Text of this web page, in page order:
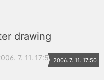
drawing
7. 11. 17:50 2006. 7. 11. 17:50